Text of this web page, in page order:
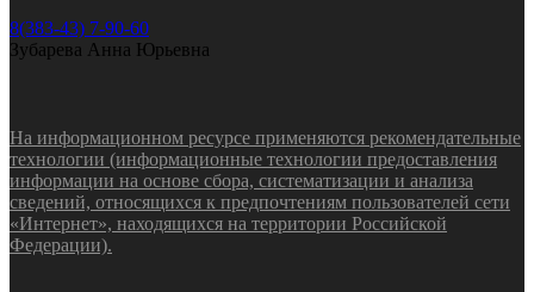
8(383-43) 7-90-60
Зубарева Анна Юрьевна
На информационном ресурсе применяются рекомендательные
технологии (информационные технологии предоставления
информации на основе сбора, систематизации и анализа
сведений, относящихся к предпочтениям пользователей сети
«Интернет», находящихся на территории Российской
Федерации).